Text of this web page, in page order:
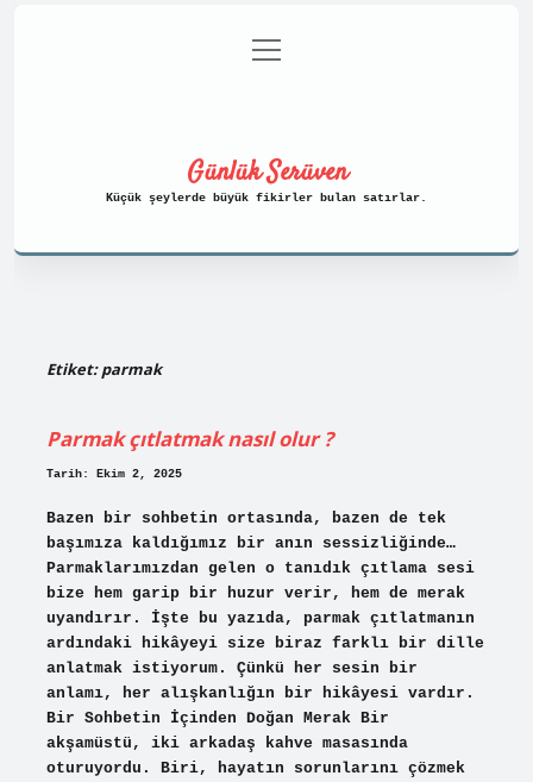
Gizlilik Politikası
menüyü
aç
Günlük Serüven
Küçük şeylerde büyük fikirler bulan satırlar.
Etiket:parmak
Parmak çıtlatmak nasıl olur ?
Tarih: Ekim 2, 2025
Bazen bir sohbetin ortasında, bazen de tek
başımıza kaldığımız bir anın sessizliğinde…
Parmaklarımızdan gelen o tanıdık çıtlama sesi
bize hem garip bir huzur verir, hem de merak
uyandırır. İşte bu yazıda, parmak çıtlatmanın
ardındaki hikâyeyi size biraz farklı bir dille
anlatmak istiyorum. Çünkü her sesin bir
anlamı, her alışkanlığın bir hikâyesi vardır.
Bir Sohbetin İçinden Doğan Merak Bir
akşamüstü, iki arkadaş kahve masasında
oturuyordu. Biri, hayatın sorunlarını çözmek